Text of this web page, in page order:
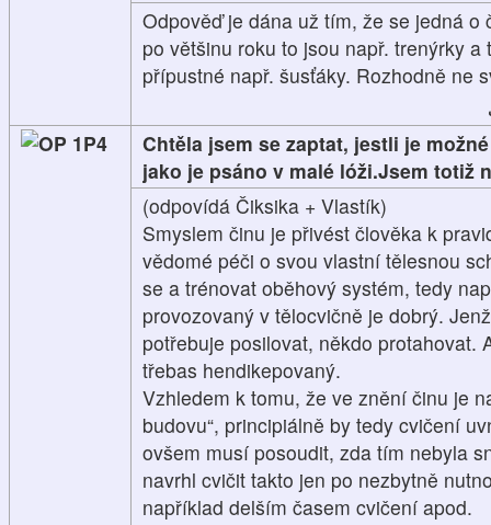
Odpověď je dána už tím, že se jedná
po většinu roku to jsou např. trenýrky
přípustné např. šusťáky. Rozhodně ne
1P4
Chtěla jsem se zaptat, jestli je
jako je psáno v malé lóži.Jsem totiž
(odpovídá Čiksika + Vlastík)
Smyslem činu je přivést člověka k
vědomé péči o svou vlastní tělesnou
se a trénovat oběhový systém, tedy
provozovaný v tělocvičně je dobrý.
potřebuje posilovat, někdo protahovat.
třebas hendikepovaný.
Vzhledem k tomu, že ve znění činu je
budovu“, principiálně by tedy cvičení
ovšem musí posoudit, zda tím nebyla
navrhl cvičit takto jen po nezbytně
například delším časem cvičení apod.